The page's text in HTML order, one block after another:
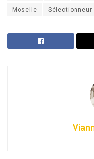
Moselle
Sélectionneur